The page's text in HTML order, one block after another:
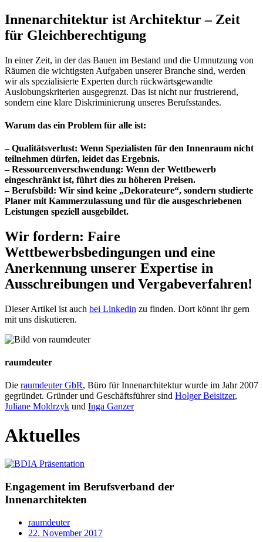
Innenarchitektur ist Architektur – Zeit
für Gleichberechtigung
In einer Zeit, in der das Bauen im Bestand und die Umnutzung von
Räumen die wichtigsten Aufgaben unserer Branche sind, werden
wir als spezialisierte Experten durch rückwärtsgewandte
Auslobungskriterien ausgegrenzt. Das ist nicht nur frustrierend,
sondern eine klare Diskriminierung unseres Berufsstandes.
Warum das ein Problem für alle ist:
– Qualitätsverlust: Wenn Spezialisten für den Innenraum nicht
teilnehmen dürfen, leidet das Ergebnis.
– Ressourcenverschwendung: Wenn der Wettbewerb
eingeschränkt ist, führt dies zu höheren Preisen.
– Berufsbild: Wir sind keine „Dekorateure“, sondern studierte
Planer mit Kammerzulassung und für die ausgeschriebenen
Leistungen speziell ausgebildet.
Wir fordern: Faire
Wettbewerbsbedingungen und eine
Anerkennung unserer Expertise in
Ausschreibungen und Vergabeverfahren!
Dieser Artikel ist auch bei Linkedin zu finden. Dort könnt ihr gern
mit uns diskutieren.
raumdeuter
Die raumdeuter GbR, Büro für Innenarchitektur wurde im Jahr 2007
gegründet. Gründer und Geschäftsführer sind Holger Beisitzer,
Juliane Moldrzyk und Inga Ganzer
Aktuelles
Engagement im Berufsverband der
Innenarchitekten
raumdeuter
22. November 2017